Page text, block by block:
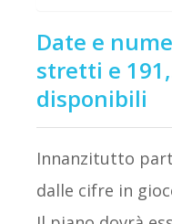
Date e
stretti e
disponibili
Innanzitutto
dalle cifre in